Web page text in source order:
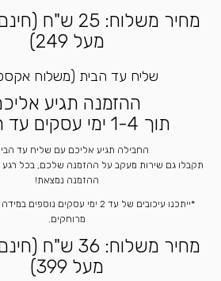
מחיר משלוח: 25
מעל 249)
שליח עד הבית (משלוח
ההזמנה תגיע
תוך 1-4 ימי עסקים עד הבית!
החבילה תגיע אליכם עם שליח עד
תקבלו גם שירות מעקב על ההזמנה שלכם, בכל רגע
ההזמנה נמצאת!
*ייתכנו עיכובים של עד 2 ימי עסקים
מרוחקים.
מחיר משלוח: 36
מעל 399)